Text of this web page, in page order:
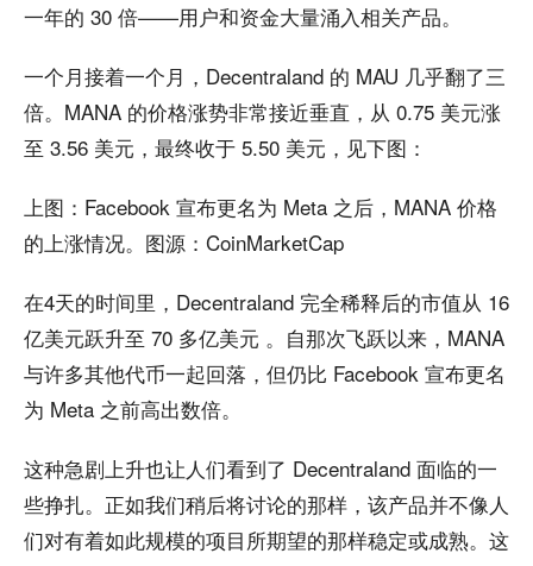
一年的 30 倍——用户和资金大量涌入相关产品。
一个月接着一个月，Decentraland 的 MAU 几乎翻了三
倍。MANA 的价格涨势非常接近垂直，从 0.75 美元涨
至 3.56 美元，最终收于 5.50 美元，见下图：
上图：Facebook 宣布更名为 Meta 之后，MANA 价格
的上涨情况。图源：CoinMarketCap
在4天的时间里，Decentraland 完全稀释后的市值从 16
亿美元跃升至 70 多亿美元 。自那次飞跃以来，MANA
与许多其他代币一起回落，但仍比 Facebook 宣布更名
为 Meta 之前高出数倍。
这种急剧上升也让人们看到了 Decentraland 面临的一
些挣扎。正如我们稍后将讨论的那样，该产品并不像人
们对有着如此规模的项目所期望的那样稳定或成熟。这